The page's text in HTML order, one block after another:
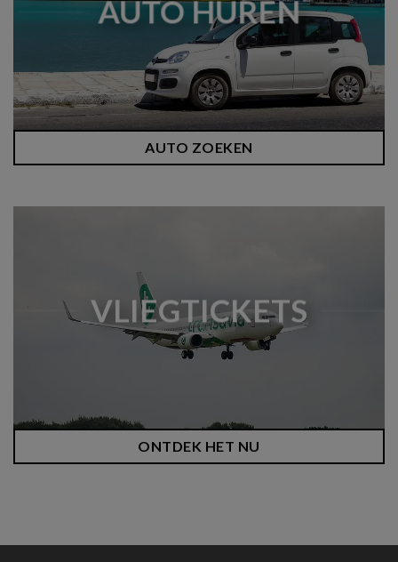
AUTO HUREN
AUTO ZOEKEN
VLIEGTICKETS
ONTDEK HET NU